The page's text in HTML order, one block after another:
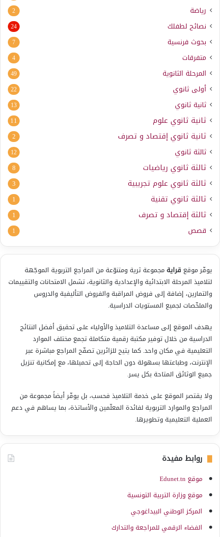
رياضة 2
نصائح لطفلك 24
بحوث فرنسية 7
متفرقات 4
المرحلة الثانوية 49
أولى ثانوي 22
ثانية ثانوي 13
ثانية ثانوي علوم 11
ثانية ثانوي إقتصاد و تصرف 2
ثالثة ثانوي 12
ثالثة ثانوي رياضيات 8
ثالثة ثانوي علوم تجريبية 3
ثالثة ثانوي تقنية 1
ثالثة إقتصاد و تصرف 1
قصص 1
يوفّر موقع قرايةمجموعة ثرية ومتنوّعة من المراجع التربوية الموجّهة
لتلاميذ المرحلة الابتدائية والإعدادية والثانوية، تشمل الامتحانات والتقييمات
والتمارين، إضافة إلى فروض المراقبة والفروض التأليفية والدروس
والملخّصات لجميع المستويات الدراسية.
يهدف الموقع إلى مساعدة التلاميذ والأولياء على تحقيق أفضل النتائج
الدراسية من خلال توفير مكتبة رقمية متكاملة تجمع مختلف الموارد
التعليمية في مكان واحد. كما يتيح للزائرين تصفّح المراجع مباشرة عبر
الإنترنت، وطباعتها بسهولة دون الحاجة إلى تحميلها، مع إمكانية تنزيل
جميع الوثائق المتاحة بكل يسر.
ولا يقتصر الموقع على خدمة التلاميذ فحسب، بل يوفّر أيضاً مجموعة من
المراجع والموارد التربوية لفائدة المعلّمين والأساتذة، بما يساهم في دعم
العملية التعليمية وتطويرها.
روابط مفيدة
موقع Edunet.tn
موقع وزارة التربية التونسية
المركز الوطني البيداغوجي
الفضاء الرقمي للمراجعة والتدارك